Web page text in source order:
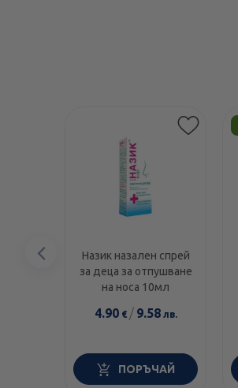
Назик назален спрей
за деца за отпушване
на носа 10мл
4.90€ / 9.58лв.
ПОРЪЧАЙ
Предишен
елемент